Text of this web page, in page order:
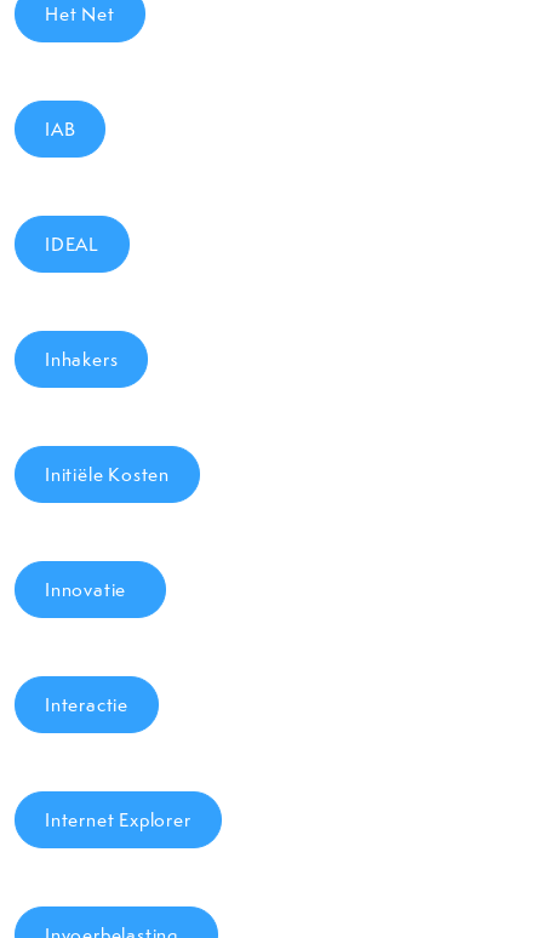
Het Net
IAB
IDEAL
Inhakers
Initiële Kosten
Innovatie
Interactie
Internet Explorer